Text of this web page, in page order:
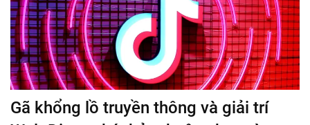
Gã khổng lồ truyền thông và giải trí